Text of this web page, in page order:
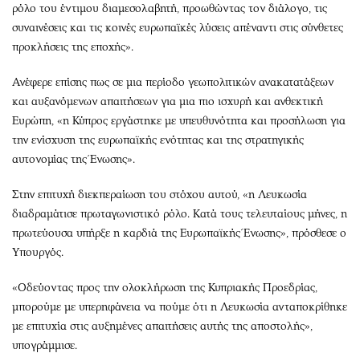
ρόλο του έντιμου διαμεσολαβητή, προωθώντας τον διάλογο, τις
συναινέσεις και τις κοινές ευρωπαϊκές λύσεις απέναντι στις σύνθετες
προκλήσεις της εποχής».
Ανέφερε επίσης πως σε μια περίοδο γεωπολιτικών ανακατατάξεων
και αυξανόμενων απαιτήσεων για μια πιο ισχυρή και ανθεκτική
Ευρώπη, «η Κύπρος εργάστηκε με υπευθυνότητα και προσήλωση για
την ενίσχυση της ευρωπαϊκής ενότητας και της στρατηγικής
αυτονομίας της Ένωσης».
Στην επιτυχή διεκπεραίωση του στόχου αυτού, «η Λευκωσία
διαδραμάτισε πρωταγωνιστικό ρόλο. Κατά τους τελευταίους μήνες, η
πρωτεύουσα υπήρξε η καρδιά της Ευρωπαϊκής Ένωσης», πρόσθεσε ο
Υπουργός.
«Οδεύοντας προς την ολοκλήρωση της Κυπριακής Προεδρίας,
μπορούμε με υπερηφάνεια να πούμε ότι η Λευκωσία ανταποκρίθηκε
με επιτυχία στις αυξημένες απαιτήσεις αυτής της αποστολής»,
υπογράμμισε.